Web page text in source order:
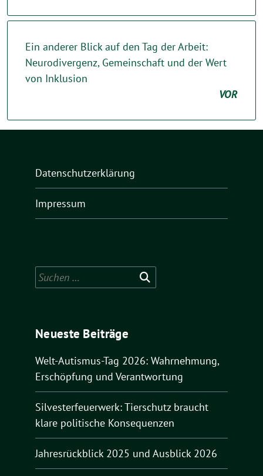
Ein anderer Blick auf den Tag der Arbeit:
Neurodivergenz, Gemeinschaft und der Wert
von Inklusion
VOR
Datenschutzerklärung
Impressum
Suchen
nach:
Neueste Beiträge
Welt-Autismus-Tag 2026: Wahrnehmung,
Erschöpfung und Verantwortung
Silvesterfeuerwerk: Tierschutz braucht
klare politische Konsequenzen
Jahresrückblick 2025 und Ausblick 2026